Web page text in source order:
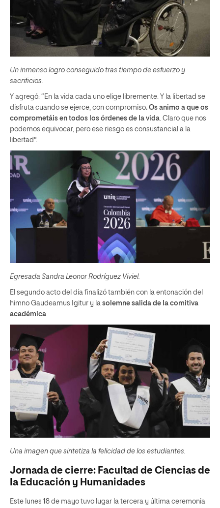
Un inmenso logro conseguido tras tiempo de esfuerzo y
sacrificios.
Y agregó: “En la vida cada uno elige libremente. Y la libertad se
disfruta cuando se ejerce, con compromiso. Os animo a que os
comprometáis en todos los órdenes de la vida . Claro que nos
podemos equivocar, pero ese riesgo es consustancial a la
libertad”.
Egresada Sandra Leonor Rodríguez Viviel.
El segundo acto del día finalizó también con la entonación del
himno Gaudeamus Igitur y la solemne salida de la comitiva
académica.
Una imagen que sintetiza la felicidad de los estudiantes.
Jornada de cierre: Facultad de Ciencias de
la Educación y Humanidades
Este lunes 18 de mayo tuvo lugar la tercera y última ceremonia